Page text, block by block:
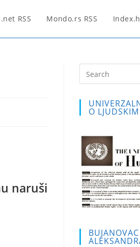
RSS Mondo.rs RSS
naruši
O